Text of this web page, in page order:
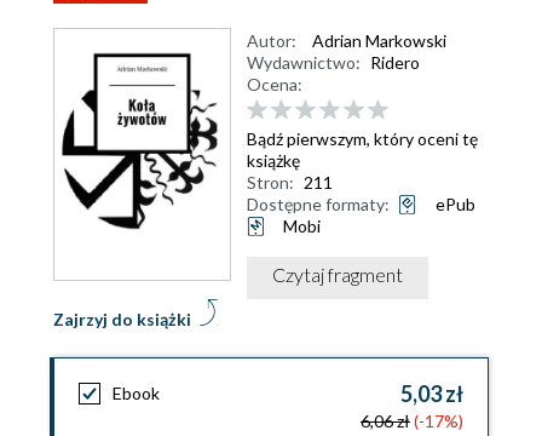
Zajrzyj do książki
Autor:
Adrian Markowski
Wydawnictwo: Ridero
Ocena:
Bądź pierwszym, który oceni tę
książkę
Stron: 211
Dostępne formaty:
ePub
Mobi
Czytaj fragment
Ebook 5,03 zł
6,06 zł(-17%)